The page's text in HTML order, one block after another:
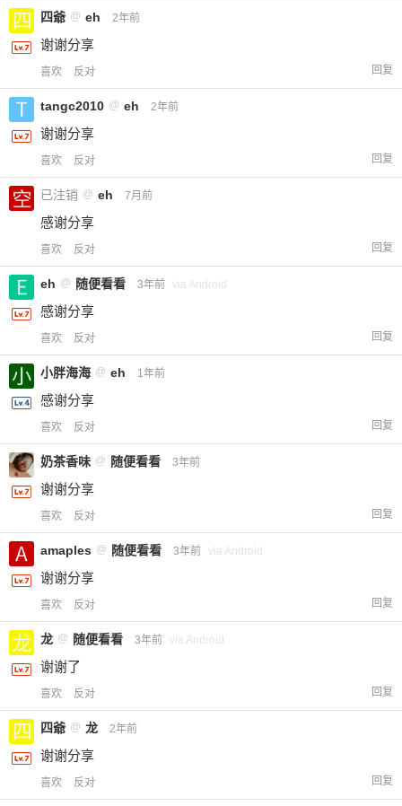
20 50 自定义
四爺 @ eh 2年前
谢谢分享
喜欢 反对 回复
tangc2010 @ eh 2年前
谢谢分享
喜欢 反对 回复
已注销 @ eh 7月前
感谢分享
喜欢 反对 回复
eh @ 随便看看 3年前 via Android
感谢分享
喜欢 反对 回复
小胖海海 @ eh 1年前
感谢分享
喜欢 反对 回复
奶茶香味 @ 随便看看 3年前
谢谢分享
喜欢 反对 回复
amaples @ 随便看看 3年前 via Android
谢谢分享
喜欢 反对 回复
龙 @ 随便看看 3年前 via Android
谢谢了
喜欢 反对 回复
四爺 @ 龙 2年前
谢谢分享
喜欢 反对 回复